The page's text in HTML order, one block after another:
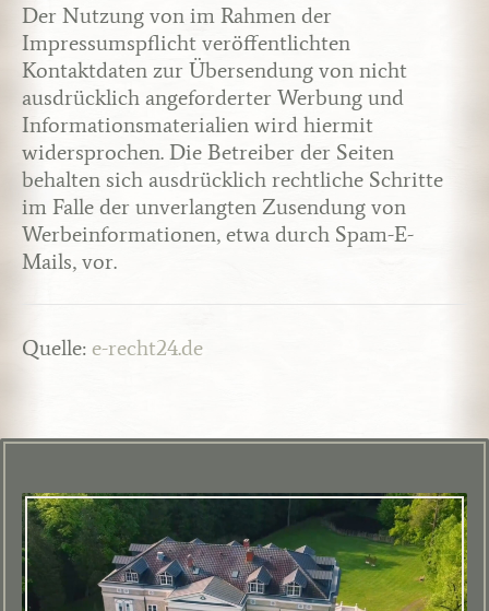
Der Nutzung von im Rahmen der
Impressumspflicht veröffentlichten
Kontaktdaten zur Übersendung von nicht
ausdrücklich angeforderter Werbung und
Informationsmaterialien wird hiermit
widersprochen. Die Betreiber der Seiten
behalten sich ausdrücklich rechtliche Schritte
im Falle der unverlangten Zusendung von
Werbeinformationen, etwa durch Spam-E-
Mails, vor.
Quelle: e-recht24.de